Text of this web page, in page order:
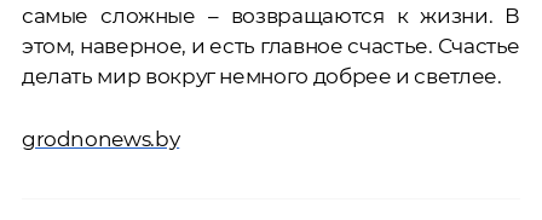
самые сложные – возвращаются к жизни. В
этом, наверное, и есть главное счастье. Счастье
делать мир вокруг немного добрее и светлее.
grodnonews.by